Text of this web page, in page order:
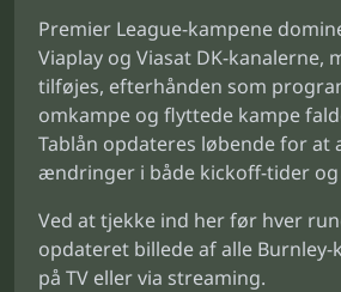
Premier League-kampene
Viaplay og Viasat DK-kanalerne,
tilføjes, efterhånden som
omkampe og flyttede kampe
Tablån opdateres løbende for at
ændringer i både kickoff-tider og
Ved at tjekke ind her før hver
opdateret billede af alle Burnley-
på TV eller via streaming.